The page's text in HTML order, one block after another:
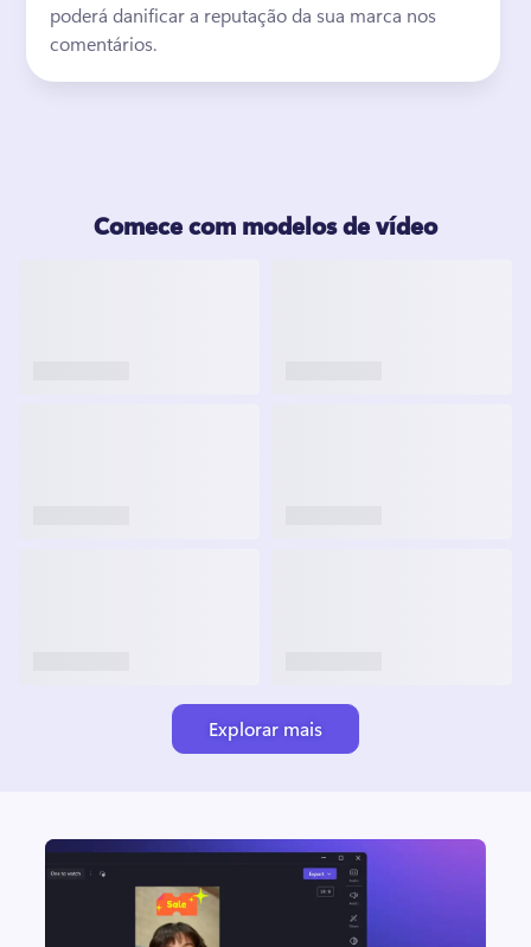
poderá danificar a reputação da sua marca nos
comentários.
Comece com modelos de vídeo
Explorar mais